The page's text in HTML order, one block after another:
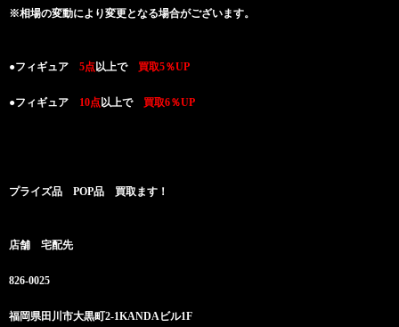
※相場の変動により変更となる場合がございます。
●フィギュア 5点以上で 買取5％UP
●フィギュア 10点以上で 買取6％UP
プライズ品 POP品 買取ます！
店舗 宅配先
826-0025
福岡県田川市大黒町2-1KANDAビル1F